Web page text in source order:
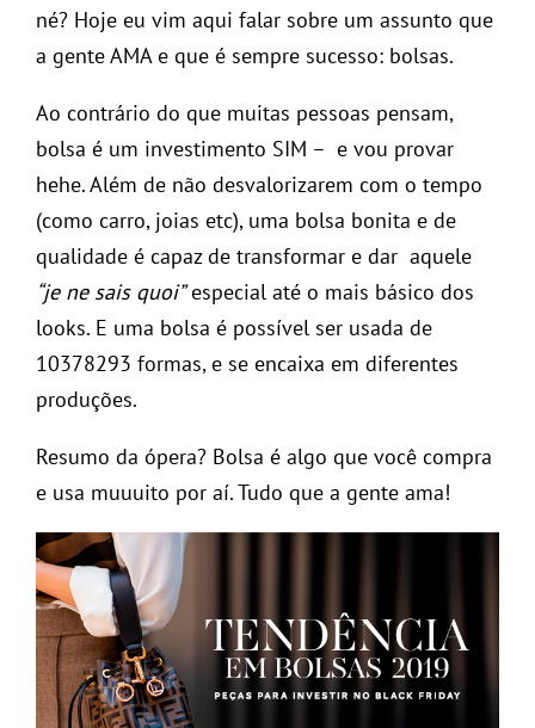
né? Hoje eu vim aqui falar sobre um assunto que
a gente AMA e que é sempre sucesso: bolsas.
Ao contrário do que muitas pessoas pensam,
bolsa é um investimento SIM – e vou provar
hehe. Além de não desvalorizarem com o tempo
(como carro, joias etc), uma bolsa bonita e de
qualidade é capaz de transformar e dar aquele
“je ne sais quoi”especial até o mais básico dos
looks. E uma bolsa é possível ser usada de
10378293 formas, e se encaixa em diferentes
produções.
Resumo da ópera? Bolsa é algo que você compra
e usa muuuito por aí. Tudo que a gente ama!